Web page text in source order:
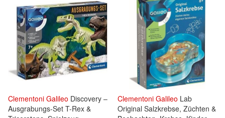
Clementoni Galileo Discovery –
Ausgrabungs-Set T-Rex &
Clementoni Galileo Lab
Original Salzkrebse, Züchten &